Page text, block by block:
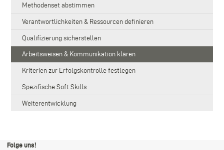
Methodenset abstimmen
Verantwortlichkeiten & Ressourcen definieren
Qualifizierung sicherstellen
Arbeitsweisen & Kommunikation klären
Kriterien zur Erfolgskontrolle festlegen
Spezifische Soft Skills
Weiterentwicklung
Folge uns!